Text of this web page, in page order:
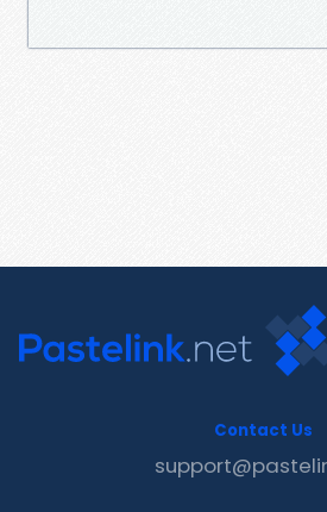
Contact Us